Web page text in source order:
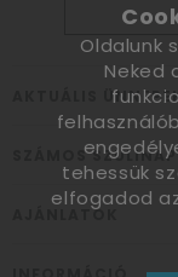
AKTUÁLIS
SZÁMOS SZÜLINAP
AJÁNLATOK
Oldalunk
Neked
tehessük
elfogadod